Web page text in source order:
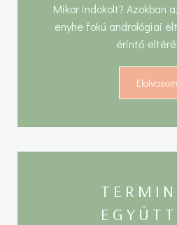
Mikor indokolt? Azokban
enyhe fokú andrológiai
érintő
Elolvasom